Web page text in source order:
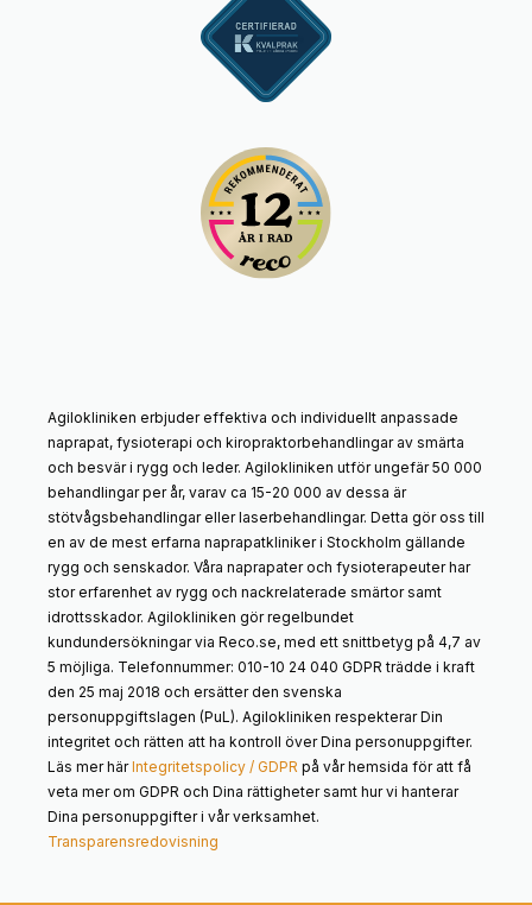
Agilokliniken erbjuder effektiva och individuellt anpassade
naprapat, fysioterapi och kiropraktorbehandlingar av smärta
och besvär i rygg och leder. Agilokliniken utför ungefär 50 000
behandlingar per år, varav ca 15-20 000 av dessa är
stötvågsbehandlingar eller laserbehandlingar. Detta gör oss till
en av de mest erfarna naprapatkliniker i Stockholm gällande
rygg och senskador. Våra naprapater och fysioterapeuter har
stor erfarenhet av rygg och nackrelaterade smärtor samt
idrottsskador. Agilokliniken gör regelbundet
kundundersökningar via Reco.se, med ett snittbetyg på 4,7 av
5 möjliga. Telefonnummer: 010-10 24 040 GDPR trädde i kraft
den 25 maj 2018 och ersätter den svenska
personuppgiftslagen (PuL). Agilokliniken respekterar Din
integritet och rätten att ha kontroll över Dina personuppgifter.
Läs mer härIntegritetspolicy / GDPR på vår hemsida för att få
veta mer om GDPR och Dina rättigheter samt hur vi hanterar
Dina personuppgifter i vår verksamhet.
Transparensredovisning